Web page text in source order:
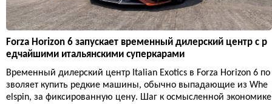
Forza Horizon 6 запускает временный дилерский центр с р
едчайшими итальянскими суперкарами
Временный дилерский центр Italian Exotics в Forza Horizon 6 по
зволяет купить редкие машины, обычно выпадающие из Whe
elspin, за фиксированную цену. Шаг к осмысленной экономике